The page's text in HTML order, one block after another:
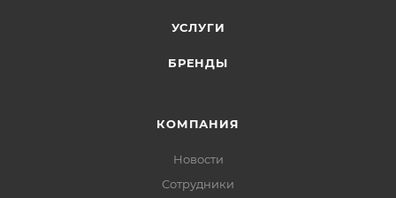
УСЛУГИ
БРЕНДЫ
КОМПАНИЯ
Новости
Сотрудники